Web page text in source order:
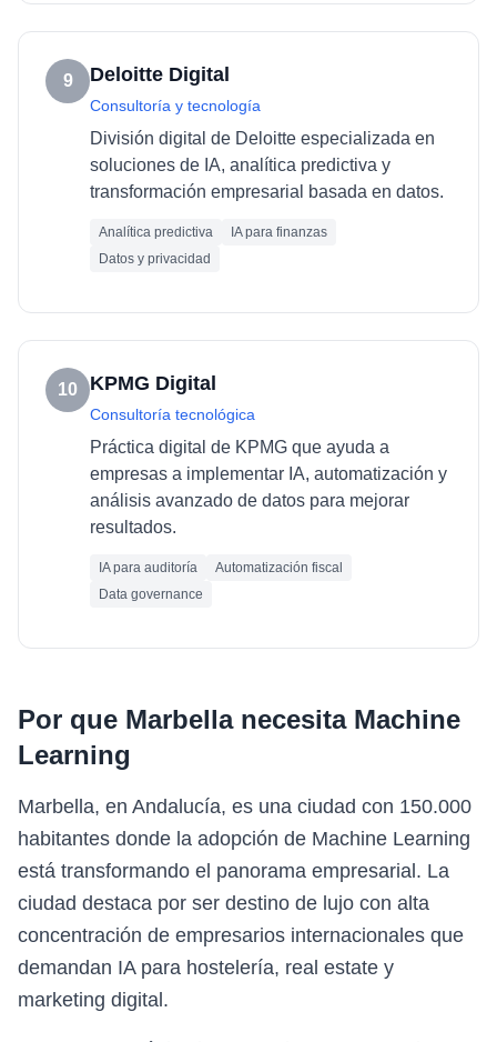
9 Deloitte Digital
Consultoría y tecnología
División digital de Deloitte especializada en
soluciones de IA, analítica predictiva y
transformación empresarial basada en datos.
Analítica predictiva
IA para finanzas
Datos y privacidad
10 KPMG Digital
Consultoría tecnológica
Práctica digital de KPMG que ayuda a
empresas a implementar IA, automatización y
análisis avanzado de datos para mejorar
resultados.
IA para auditoría
Automatización fiscal
Data governance
Por que Marbellanecesita Machine
Learning
Marbella, en Andalucía, es una ciudad con 150.000
habitantes donde la adopción de Machine Learning
está transformando el panorama empresarial. La
ciudad destaca por ser destino de lujo con alta
concentración de empresarios internacionales que
demandan IA para hostelería, real estate y
marketing digital.